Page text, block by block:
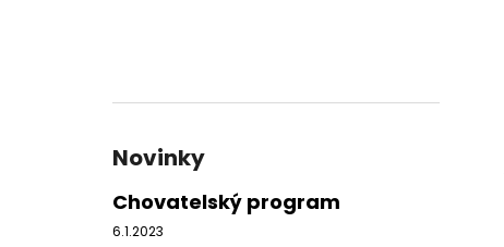
Novinky
Chovatelský program
6.1.2023